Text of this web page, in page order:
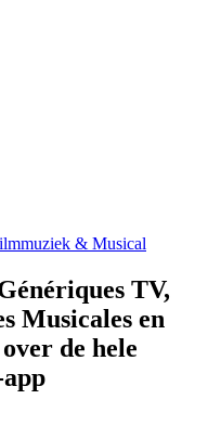
& Musical
TV,
Musicales en
de hele